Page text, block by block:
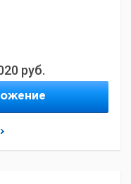
руб.